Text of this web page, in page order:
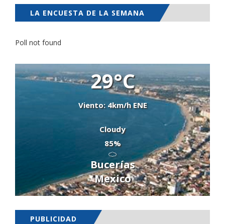
LA ENCUESTA DE LA SEMANA
Poll not found
29°C
Viento: 4km/h ENE
Cloudy
85%
Bucerías
Mexico
PUBLICIDAD